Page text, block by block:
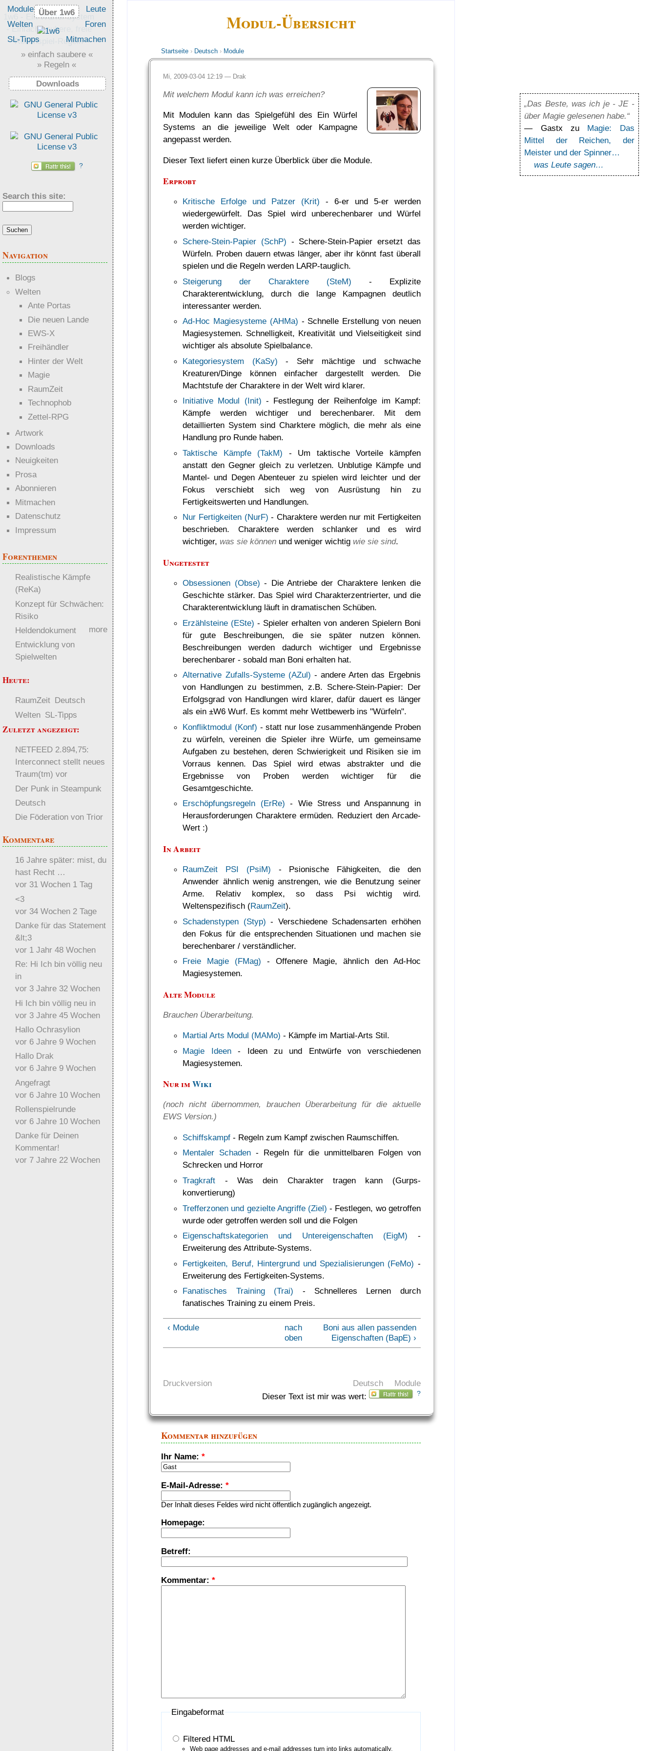
1w6 - Ein Würfel System
- Einfach saubere, freie
Rollenspiel-Regeln
Modul-Übersicht
Startseite › Deutsch › Module
Mi, 2009-03-04 12:19 — Drak
Mit welchem Modul kann ich was erreichen?
Mit Modulen kann das Spielgefühl des Ein Würfel
Systems an die jeweilige Welt oder Kampagne
angepasst werden.
Dieser Text liefert einen kurze Überblick über die Module.
Erprobt
Kritische Erfolge und Patzer (Krit) - 6-er und 5-er werden
wiedergewürfelt. Das Spiel wird unberechenbarer und Würfel
werden wichtiger.
Schere-Stein-Papier (SchP) - Schere-Stein-Papier ersetzt das
Würfeln. Proben dauern etwas länger, aber ihr könnt fast überall
spielen und die Regeln werden LARP-tauglich.
Steigerung der Charaktere (SteM) - Explizite
Charakterentwicklung, durch die lange Kampagnen deutlich
interessanter werden.
Ad-Hoc Magiesysteme (AHMa) - Schnelle Erstellung von neuen
Magiesystemen. Schnelligkeit, Kreativität und Vielseitigkeit sind
wichtiger als absolute Spielbalance.
Kategoriesystem (KaSy) - Sehr mächtige und schwache
Kreaturen/Dinge können einfacher dargestellt werden. Die
Machtstufe der Charaktere in der Welt wird klarer.
Initiative Modul (Init) - Festlegung der Reihenfolge im Kampf:
Kämpfe werden wichtiger und berechenbarer. Mit dem
detaillierten System sind Charktere möglich, die mehr als eine
Handlung pro Runde haben.
Taktische Kämpfe (TakM) - Um taktische Vorteile kämpfen
anstatt den Gegner gleich zu verletzen. Unblutige Kämpfe und
Mantel- und Degen Abenteuer zu spielen wird leichter und der
Fokus verschiebt sich weg von Ausrüstung hin zu
Fertigkeitswerten und Handlungen.
Nur Fertigkeiten (NurF) - Charaktere werden nur mit Fertigkeiten
beschrieben. Charaktere werden schlanker und es wird
wichtiger, was sie können und weniger wichtig wie sie sind.
Ungetestet
Obsessionen (Obse) - Die Antriebe der Charaktere lenken die
Geschichte stärker. Das Spiel wird Charakterzentrierter, und die
Charakterentwicklung läuft in dramatischen Schüben.
Erzählsteine (ESte) - Spieler erhalten von anderen Spielern Boni
für gute Beschreibungen, die sie später nutzen können.
Beschreibungen werden dadurch wichtiger und Ergebnisse
berechenbarer - sobald man Boni erhalten hat.
Alternative Zufalls-Systeme (AZul) - andere Arten das Ergebnis
von Handlungen zu bestimmen, z.B. Schere-Stein-Papier: Der
Erfolgsgrad von Handlungen wird klarer, dafür dauert es länger
als ein ±W6 Wurf. Es kommt mehr Wettbewerb ins "Würfeln".
Konfliktmodul (Konf) - statt nur lose zusammenhängende Proben
zu würfeln, vereinen die Spieler ihre Würfe, um gemeinsame
Aufgaben zu bestehen, deren Schwierigkeit und Risiken sie im
Vorraus kennen. Das Spiel wird etwas abstrakter und die
Ergebnisse von Proben werden wichtiger für die
Gesamtgeschichte.
Erschöpfungsregeln (ErRe) - Wie Stress und Anspannung in
Herausforderungen Charaktere ermüden. Reduziert den Arcade-
Wert :)
In Arbeit
RaumZeit PSI (PsiM) - Psionische Fähigkeiten, die den
Anwender ähnlich wenig anstrengen, wie die Benutzung seiner
Arme. Relativ komplex, so dass Psi wichtig wird.
Weltenspezifisch (RaumZeit).
Schadenstypen (Styp) - Verschiedene Schadensarten erhöhen
den Fokus für die entsprechenden Situationen und machen sie
berechenbarer / verständlicher.
Freie Magie (FMag) - Offenere Magie, ähnlich den Ad-Hoc
Magiesystemen.
Alte Module
Brauchen Überarbeitung.
Martial Arts Modul (MAMo) - Kämpfe im Martial-Arts Stil.
Magie Ideen- Ideen zu und Entwürfe von verschiedenen
Magiesystemen.
Nur imWiki
(noch nicht übernommen, brauchen Überarbeitung für die aktuelle
EWS Version.)
Schiffskampf - Regeln zum Kampf zwischen Raumschiffen.
Mentaler Schaden - Regeln für die unmittelbaren Folgen von
Schrecken und Horror
Tragkraft - Was dein Charakter tragen kann (Gurps-
konvertierung)
Trefferzonen und gezielte Angriffe (Ziel) - Festlegen, wo getroffen
wurde oder getroffen werden soll und die Folgen
Eigenschaftskategorien und Untereigenschaften (EigM) -
Erweiterung des Attribute-Systems.
Fertigkeiten, Beruf, Hintergrund und Spezialisierungen (FeMo) -
Erweiterung des Fertigkeiten-Systems.
Fanatisches Training (Trai) - Schnelleres Lernen durch
fanatisches Training zu einem Preis.
‹ Module
nach
oben
Boni aus allen passenden
Eigenschaften (BapE) ›
Deutsch Module
Druckversion
Dieser Text ist mir was wert:
?
Kommentar hinzufügen
Ihr Name:*
E-Mail-Adresse:*
Der Inhalt dieses Feldes wird nicht öffentlich zugänglich angezeigt.
Homepage:
Betreff:
Kommentar:*
Eingabeformat
Filtered HTML
Web page addresses and e-mail addresses turn into links automatically.
Über 1w6
Module
Leute
Welten
Foren
SL-Tipps
Mitmachen
» einfach saubere «
» Regeln «
Über 1w6
Downloads
?
Search this site:
Navigation
Blogs
Welten
Ante Portas
Die neuen Lande
EWS-X
Freihändler
Hinter der Welt
Magie
RaumZeit
Technophob
Zettel-RPG
Artwork
Downloads
Neuigkeiten
Prosa
Abonnieren
Mitmachen
Datenschutz
Impressum
Forenthemen
Realistische Kämpfe
(ReKa)
Konzept für Schwächen:
Risiko
Heldendokument
Entwicklung von
Spielwelten
more
Heute:
RaumZeit Deutsch
Welten SL-Tipps
Zuletzt angezeigt:
NETFEED 2.894,75:
Interconnect stellt neues
Traum(tm) vor
Der Punk in Steampunk
Deutsch
Die Föderation von Trior
Kommentare
16 Jahre später: mist, du
hast Recht …
vor 31 Wochen 1 Tag
<3
vor 34 Wochen 2 Tage
Danke für das Statement
&lt;3
vor 1 Jahr 48 Wochen
Re: Hi Ich bin völlig neu
in
vor 3 Jahre 32 Wochen
Hi Ich bin völlig neu in
vor 3 Jahre 45 Wochen
Hallo Ochrasylion
vor 6 Jahre 9 Wochen
Hallo Drak
vor 6 Jahre 9 Wochen
Angefragt
vor 6 Jahre 10 Wochen
Rollenspielrunde
vor 6 Jahre 10 Wochen
Danke für Deinen
Kommentar!
vor 7 Jahre 22 Wochen
„Das Beste, was ich je - JE -
über Magie gelesenen habe.“
— Gastx zu Magie: Das
Mittel der Reichen, der
Meister und der Spinner…
was Leute sagen…